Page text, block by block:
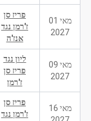
מאי 01
2027
פריז סן
ז'רמן נגד
אנז'ה
מאי 09
2027
ליון נגד
פריז סן
ז'רמן
מאי 16
פריז סן
ז'רמן נגד